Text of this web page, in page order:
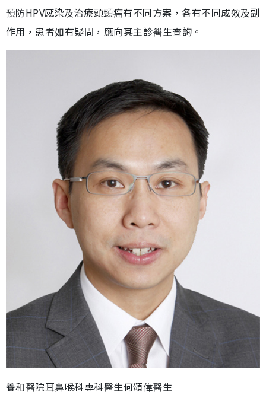
預防HPV感染及治療頭頸癌有不同方案，各有不同成效及副
作用，患者如有疑問，應向其主診醫生查詢。
養和醫院耳鼻喉科專科醫生何頌偉醫生